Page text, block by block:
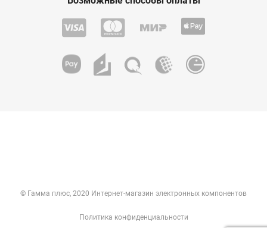
© Гамма плюс, 2020 Интернет-магазин электронных компонентов
Политика конфиденциальности